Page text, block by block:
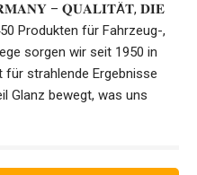
– 𝐐𝐔𝐀𝐋𝐈𝐓Ä𝐓, 𝐃𝐈𝐄
Produkten für Fahrzeug-,
sorgen wir seit 1950 in
für strahlende Ergebnisse
Glanz bewegt, was uns